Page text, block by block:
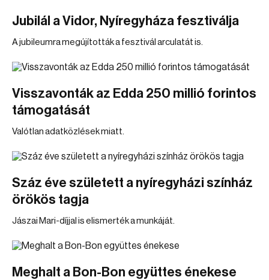
Jubilál a Vidor, Nyíregyháza fesztiválja
A jubileumra megújították a fesztivál arculatát is.
Visszavonták az Edda 250 millió forintos
támogatását
Valótlan adatközlések miatt.
Száz éve született a nyíregyházi színház
örökös tagja
Jászai Mari-díjjal is elismerték a munkáját.
Meghalt a Bon-Bon együttes énekese